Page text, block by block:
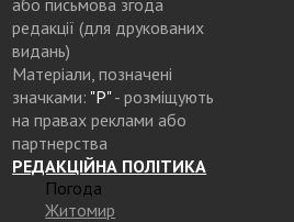
редакції (для друкованих
видань)
Матеріали, позначені
значками: "Р"- розміщують
на правах реклами або
партнерства
РЕДАКЦІЙНА ПОЛІТИКА
Погода
Житомир